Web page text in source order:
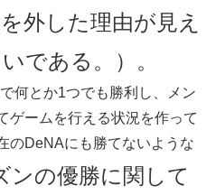
外した理由が見え
である。）。
何とか1つでも勝利し、メン
ゲームを行える状況を作って
のDeNAにも勝てないような
ンの優勝に関して